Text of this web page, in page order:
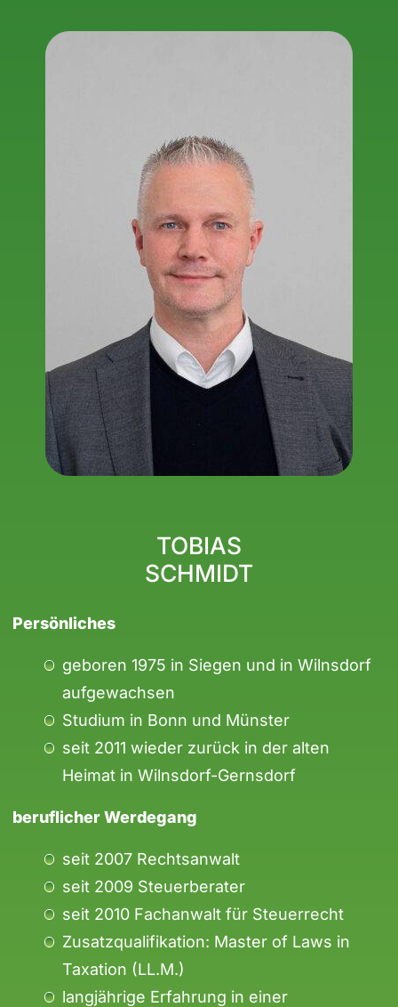
TOBIAS
SCHMIDT
Persönliches
geboren 1975 in Siegen und in Wilnsdorf
aufgewachsen
Studium in Bonn und Münster
seit 2011 wieder zurück in der alten
Heimat in Wilnsdorf-Gernsdorf
beruflicher Werdegang
seit 2007 Rechtsanwalt
seit 2009 Steuerberater
seit 2010 Fachanwalt für Steuerrecht
Zusatzqualifikation: Master of Laws in
Taxation (LL.M.)
langjährige Erfahrung in einer